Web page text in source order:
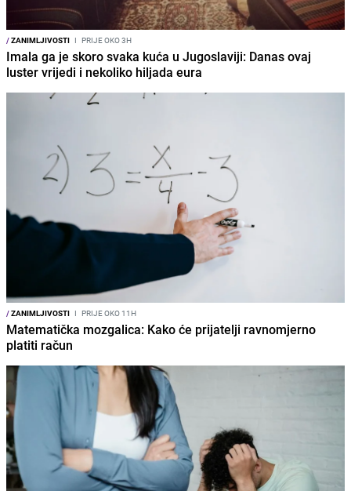
/ZANIMLJIVOSTI I PRIJE OKO 3H
Imala ga je skoro svaka kuća u Jugoslaviji: Danas ovaj
luster vrijedi i nekoliko hiljada eura
/ZANIMLJIVOSTI I PRIJE OKO 11H
Matematička mozgalica: Kako će prijatelji ravnomjerno
platiti račun